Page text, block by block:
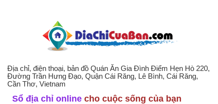
Địa chỉ, điện thoại, bản đồ Quán Ăn Gia Đình Điểm Hẹn Hò 220,
Đường Trần Hưng Đạo, Quận Cái Răng, Lê Bình, Cái Răng,
Cần Thơ, Vietnam
Sổ địa chỉ online cho cuộc sống của bạn